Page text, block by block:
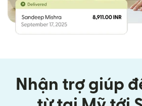
Nhận trợ giúp